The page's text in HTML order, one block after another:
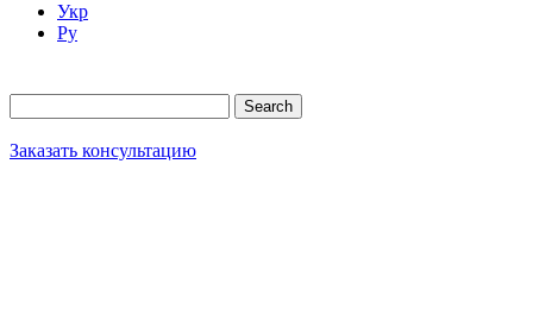
Укр
Ру
Search
Заказать консультацию